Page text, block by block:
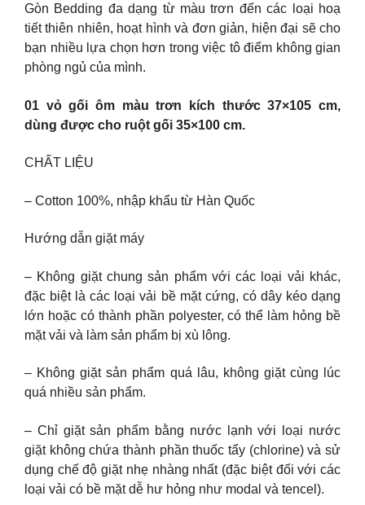
Gòn Bedding đa dạng từ màu trơn đến các loại hoạ
tiết thiên nhiên, hoạt hình và đơn giản, hiện đại sẽ cho
bạn nhiều lựa chọn hơn trong việc tô điểm không gian
phòng ngủ của mình.
01 vỏ gối ôm màu trơn kích thước 37×105 cm,
dùng được cho ruột gối 35×100 cm.
CHẤT LIỆU
– Cotton 100%, nhập khẩu từ Hàn Quốc
Hướng dẫn giặt máy
– Không giặt chung sản phẩm với các loại vải khác,
đặc biệt là các loại vải bề mặt cứng, có dây kéo dạng
lớn hoặc có thành phần polyester, có thể làm hỏng bề
mặt vải và làm sản phẩm bị xù lông.
– Không giặt sản phẩm quá lâu, không giặt cùng lúc
quá nhiều sản phẩm.
– Chỉ giặt sản phẩm bằng nước lạnh với loại nước
giặt không chứa thành phần thuốc tẩy (chlorine) và sử
dụng chế độ giặt nhẹ nhàng nhất (đặc biệt đối với các
loại vải có bề mặt dễ hư hỏng như modal và tencel).